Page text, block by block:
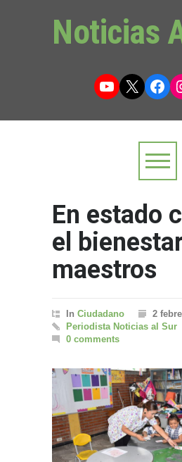
Noticias
YouTube
X
En estado
el
maestros
In Ciudadano
2
Periodista Noticias al Sur
0 comments